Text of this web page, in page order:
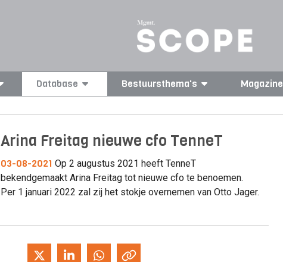
Database Bestuursthema's Magazine
Arina Freitag nieuwe cfo TenneT
03-08-2021 Op 2 augustus 2021 heeft TenneT
bekendgemaakt Arina Freitag tot nieuwe cfo te benoemen.
Per 1 januari 2022 zal zij het stokje overnemen van Otto Jager.